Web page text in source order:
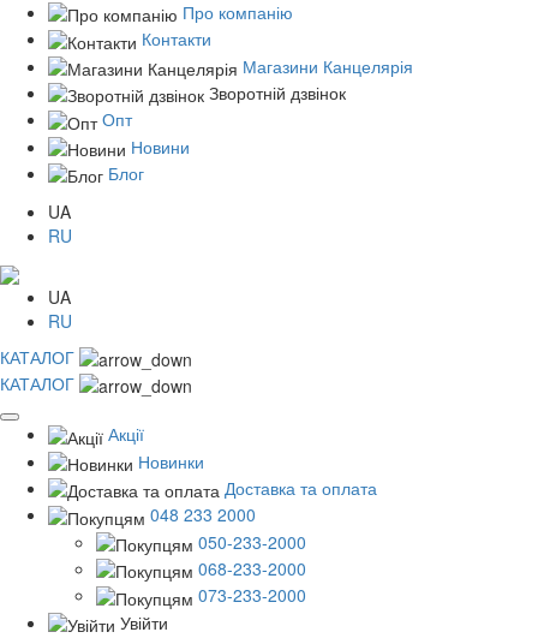
Про компанію
Контакти
Магазини Канцелярія
Зворотній дзвінок
Опт
Новини
Блог
UA
RU
UA
RU
КАТАЛОГ
КАТАЛОГ
Акції
Новинки
Доставка та оплата
048 233 2000
050-233-2000
068-233-2000
073-233-2000
Увійти